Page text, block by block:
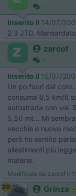
-
Inserito il 14/07/
2.3 JTD,
zarcof
-
Inserito il 15/07/
Un po fuori dal
consuma 8,5 km/lt
autostrada con vel.
5,50 mt... Mi
vecchie e nuove
però ho sentito
allestimenti più
materia.
Modificato da zarcof il
20
Grinza